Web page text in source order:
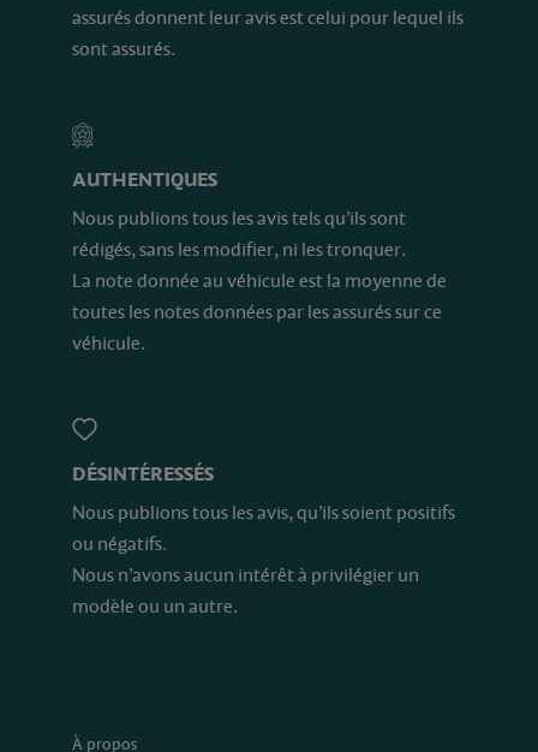
assurés donnent leur avis est celui pour lequel ils
sont assurés.
AUTHENTIQUES
Nous publions tous les avis tels qu’ils sont
rédigés, sans les modifier, ni les tronquer.
La note donnée au véhicule est la moyenne de
toutes les notes données par les assurés sur ce
véhicule.
DÉSINTÉRESSÉS
Nous publions tous les avis, qu’ils soient positifs
ou négatifs.
Nous n’avons aucun intérêt à privilégier un
modèle ou un autre.
À propos